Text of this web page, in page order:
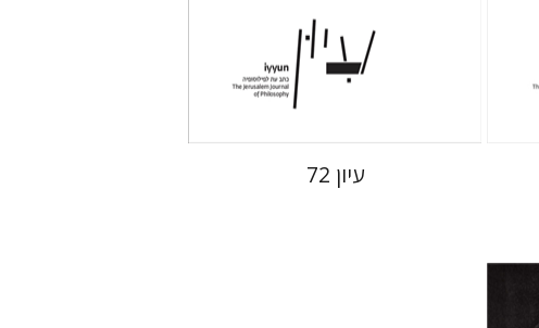
הנחת אתר ספר מודפס
$31
$28
עיון 72